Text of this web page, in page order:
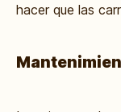
hacer que las